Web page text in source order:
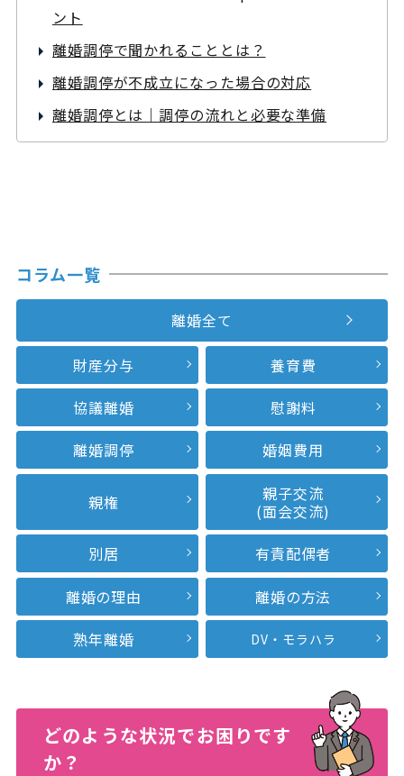
ント
離婚調停で聞かれることとは？
離婚調停が不成立になった場合の対応
離婚調停とは｜調停の流れと必要な準備
コラム一覧
離婚全て
財産分与
養育費
協議離婚
慰謝料
離婚調停
婚姻費用
親権
親子交流
(面会交流)
別居
有責配偶者
離婚の理由
離婚の方法
熟年離婚
DV・モラハラ
どのような状況でお困りです
か？